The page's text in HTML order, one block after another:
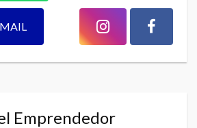
Emprendedor